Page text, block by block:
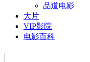
品道电影
大片
VIP影院
电影百科